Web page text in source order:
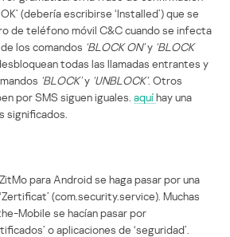
(debería escribirse ‘Installed’) que se
de teléfono móvil C&C cuando se infecta
los comandos ‘BLOCK ON’y ‘BLOCK
todas las llamadas entrantes y
‘BLOCK’y ‘UNBLOCK’. Otros
por SMS siguen iguales. aquíhay una
significados.
para Android se haga pasar por una
(com.security.service). Muchas
Mobile se hacían pasar por
o aplicaciones de ‘seguridad’.